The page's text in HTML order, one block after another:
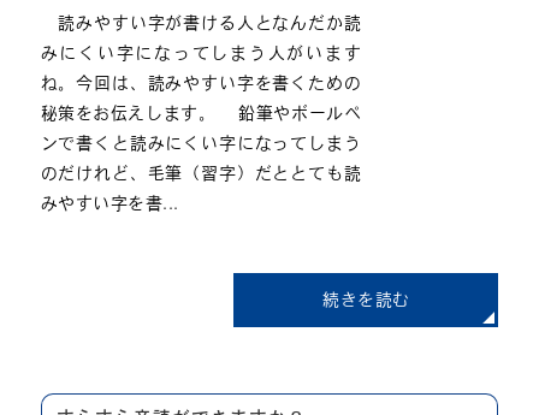
読みやすい字が書ける人となんだか読
みにくい字になってしまう人がいます
ね。今回は、読みやすい字を書くための
秘策をお伝えします。 鉛筆やボールペ
ンで書くと読みにくい字になってしまう
のだけれど、毛筆（習字）だととても読
みやすい字を書...
続きを読む